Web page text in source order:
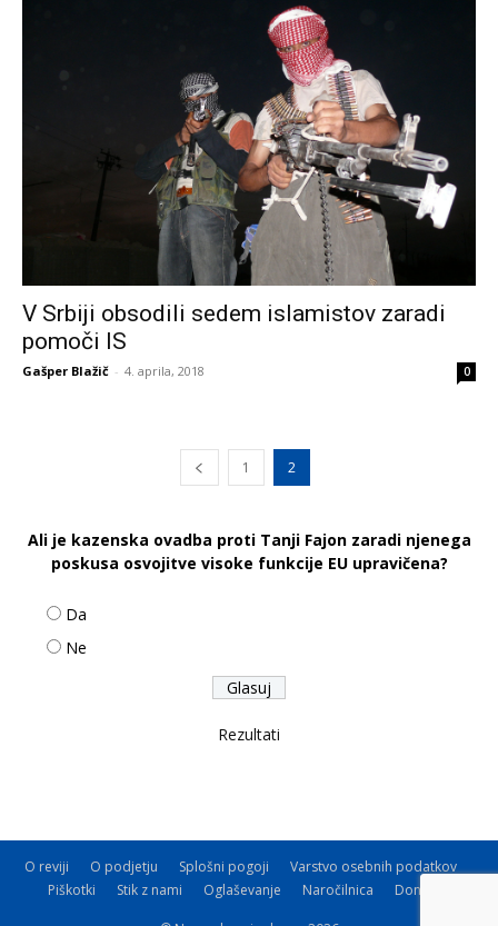
V Srbiji obsodili sedem islamistov zaradi
pomoči IS
Gašper Blažič - 4. aprila, 2018 0
1 2
Ali je kazenska ovadba proti Tanji Fajon zaradi njenega
poskusa osvojitve visoke funkcije EU upravičena?
Da
Ne
Rezultati
O reviji O podjetju Splošni pogoji
Varstvo osebnih podatkov
Piškotki
Stik z nami Oglaševanje Naročilnica Donacije